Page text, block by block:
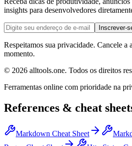
insights para desenvolvedores
Inscrever-
Respeitamos sua privacidade. Cancele a
momento.
© 2026 alltools.one. Todos os direitos
Ferramentas online com prioridade na
References & cheat
Markdown Cheat Sheet